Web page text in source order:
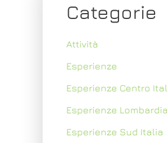
Categorie
Attività
Esperienze
Esperienze Centro
Esperienze Lombardia
Esperienze Sud Italia